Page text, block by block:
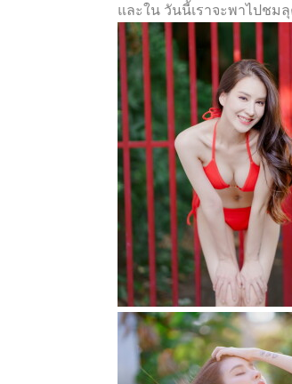
และใน วันนี้เราจะพาไปชม